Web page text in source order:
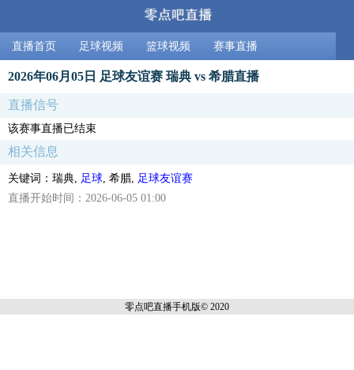
直播首页 足球视频 篮球视频 赛事直播
2026年06月05日 足球友谊赛 瑞典 vs 希腊直播
直播信号
该赛事直播已结束
相关信息
关键词：瑞典, 足球 , 希腊,
足球友谊赛
直播开始时间：2026-06-05 01:00
零点吧直播手机版© 2020